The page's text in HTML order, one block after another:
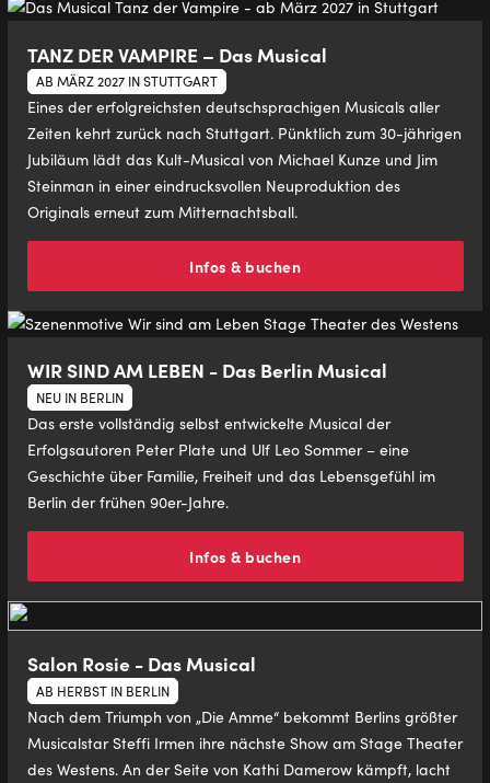
TANZ DER VAMPIRE – Das Musical
AB MÄRZ 2027 IN STUTTGART
Eines der erfolgreichsten deutschsprachigen Musicals aller
Zeiten kehrt zurück nach Stuttgart. Pünktlich zum 30-jährigen
Jubiläum lädt das Kult-Musical von Michael Kunze und Jim
Steinman in einer eindrucksvollen Neuproduktion des
Originals erneut zum Mitternachtsball.
Infos & buchen
WIR SIND AM LEBEN - Das Berlin Musical
NEU IN BERLIN
Das erste vollständig selbst entwickelte Musical der
Erfolgsautoren Peter Plate und Ulf Leo Sommer – eine
Geschichte über Familie, Freiheit und das Lebensgefühl im
Berlin der frühen 90er-Jahre.
Infos & buchen
Salon Rosie - Das Musical
AB HERBST IN BERLIN
Nach dem Triumph von „Die Amme“ bekommt Berlins größter
Musicalstar Steffi Irmen ihre nächste Show am Stage Theater
des Westens. An der Seite von Kathi Damerow kämpft, lacht